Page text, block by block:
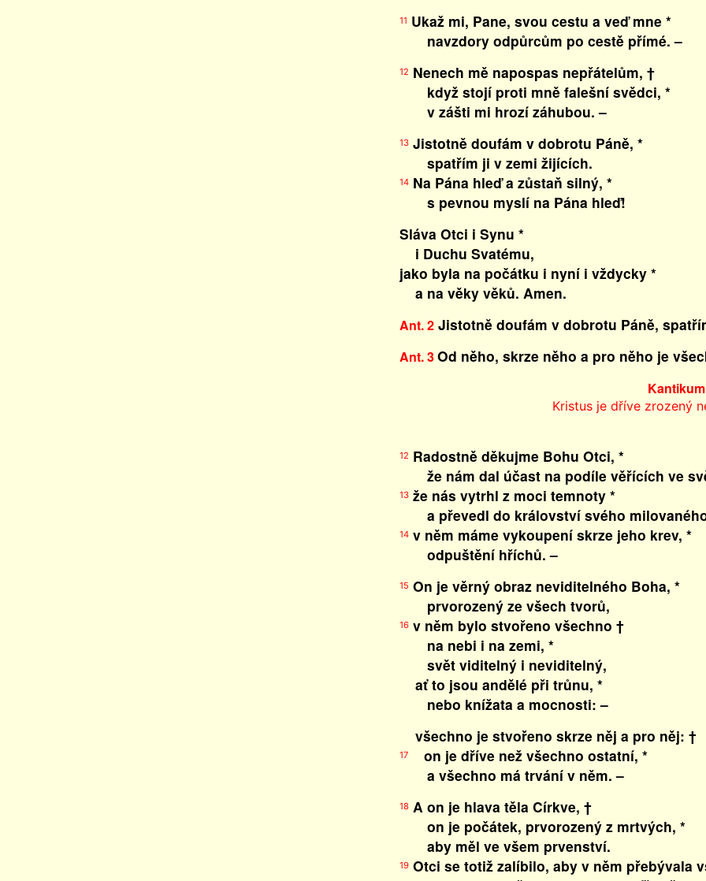
11 Ukaž mi, Pane, svou cestu a veď mne *
navzdory odpůrcům po cestě přímé. –
12 Nenech mě napospas nepřátelům, †
když stojí proti mně falešní svědci, *
v zášti mi hrozí záhubou. –
13 Jistotně doufám v dobrotu Páně, *
spatřím ji v zemi žijících.
14 Na Pána hleď a zůstaň silný, *
s pevnou myslí na Pána hleď!
Sláva Otci i Synu *
i Duchu Svatému,
jako byla na počátku i nyní i vždycky *
a na věky věků. Amen.
Ant. 2 Jistotně doufám v dobrotu Páně,
Ant. 3Od něho, skrze něho a pro něho je
Kantikum
Kristus je dříve zrozený
12 Radostně děkujme Bohu Otci, *
že nám dal účast na podíle věřících ve
13 že nás vytrhl z moci temnoty *
a převedl do království svého
14 v něm máme vykoupení skrze jeho krev, *
odpuštění hříchů. –
15 On je věrný obraz neviditelného Boha, *
prvorozený ze všech tvorů,
16 v něm bylo stvořeno všechno †
na nebi i na zemi, *
svět viditelný i neviditelný,
ať to jsou andělé při trůnu, *
nebo knížata a mocnosti: –
všechno je stvořeno skrze něj a pro něj: †
17
on je dříve než všechno ostatní, *
a všechno má trvání v něm. –
18 A on je hlava těla Církve, †
on je počátek, prvorozený z mrtvých, *
aby měl ve všem prvenství.
19 Otci se totiž zalíbilo, aby v něm přebývala